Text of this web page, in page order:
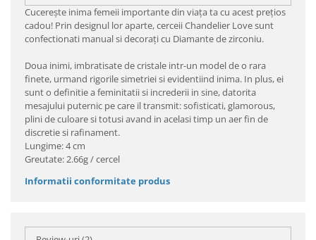
Cucereşte inima femeii importante din viaţa ta cu acest preţios
cadou! Prin designul lor aparte, cerceii Chandelier Love sunt
confectionati manual si decoraţi cu Diamante de zirconiu.
Doua inimi, imbratisate de cristale intr-un model de o rara
finete, urmand rigorile simetriei si evidentiind inima. In plus, ei
sunt o definitie a feminitatii si increderii in sine, datorita
mesajului puternic pe care il transmit: sofisticati, glamorous,
plini de culoare si totusi avand in acelasi timp un aer fin de
discretie si rafinament.
Lungime: 4 cm
Greutate: 2.66g / cercel
Informatii conformitate produs